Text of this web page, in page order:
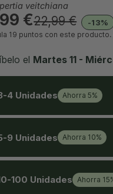
veitchiana
€22,99 € -13%
19 puntos con este producto.
el Martes 11 -
4 Unidades Ahorra 5%
9 Unidades Ahorra 10%
100 Unidades Ahorra